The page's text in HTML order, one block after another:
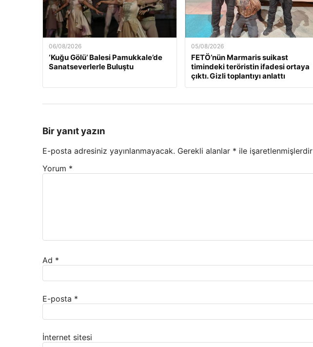
06/08/2026
‘Kuğu Gölü’ Balesi Pamukkale’de
Sanatseverlerle Buluştu
05/08/2026
FETÖ’nün Marmaris suikast
timindeki teröristin ifadesi ortaya
çıktı. Gizli toplantıyı anlattı
Bir yanıt yazın
E-posta adresiniz yayınlanmayacak. Gerekli alanlar * ile işaretlenmişlerdir
Yorum *
Ad *
E-posta *
İnternet sitesi